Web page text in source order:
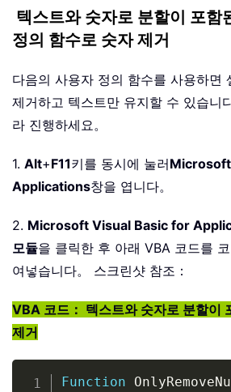
텍스트와 숫자로 분할이 포함
정의 함수로 숫자 제거
다음의 사용자 정의 함수를 사용하면
제거하고 텍스트만 유지할 수 있습니
라 진행하세요。
1. Alt+F11키를 동시에 눌러
Applications창을 엽니다。
2. Microsoft Visual Basic for
모듈을 클릭한 후 아래 VBA 코드를
여넣습니다。 스크린샷 참조：
VBA 코드： 텍스트와 숫자로 분할이
제거
Function